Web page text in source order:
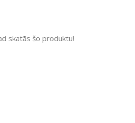
skatās šo produktu!